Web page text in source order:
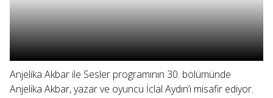
Anjelika Akbar ile Sesler programının 30. bölümünde
Anjelika Akbar, yazar ve oyuncu İclal Aydın’ı misafir ediyor.